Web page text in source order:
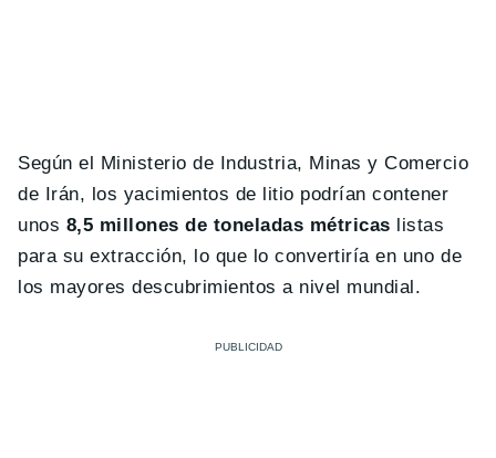
Según el Ministerio de Industria, Minas y Comercio
de Irán, los yacimientos de litio podrían contener
unos 8,5 millones de toneladas métricas listas
para su extracción, lo que lo convertiría en uno de
los mayores descubrimientos a nivel mundial.